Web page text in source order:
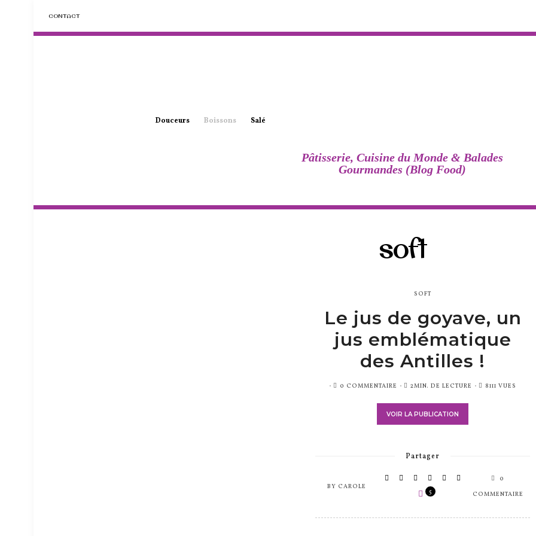
CONTACT
Douceurs Boissons Salé
Pâtisserie, Cuisine du Monde & Balades
Gourmandes (Blog Food)
soft
SOFT
Le jus de goyave, un
jus emblématique
des Antilles !
PUBLIÉ0 COMMENTAIRE 2MIN. DE LECTURE 8111 VUES
VOIR LA PUBLICATION
Partager
BY CAROLE
5
0
COMMENTAIRE